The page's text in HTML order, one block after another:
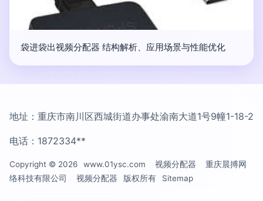
袋进袋出视频分配器 结构解析、应用场景与性能优化
地址：重庆市南川区西城街道办事处渝南大道1号9幢1-18-2
电话：1872334**
Copyright © 2026 www.01ysc.com 视频分配器
重庆晨搏网
络科技有限公司
视频分配器 版权所有 Sitemap